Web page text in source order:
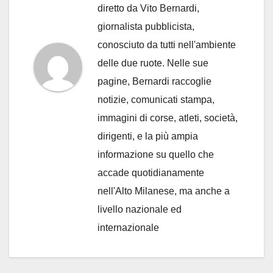
diretto da Vito Bernardi,
giornalista pubblicista,
conosciuto da tutti nell'ambiente
delle due ruote. Nelle sue
pagine, Bernardi raccoglie
notizie, comunicati stampa,
immagini di corse, atleti, società,
dirigenti, e la più ampia
informazione su quello che
accade quotidianamente
nell'Alto Milanese, ma anche a
livello nazionale ed
internazionale